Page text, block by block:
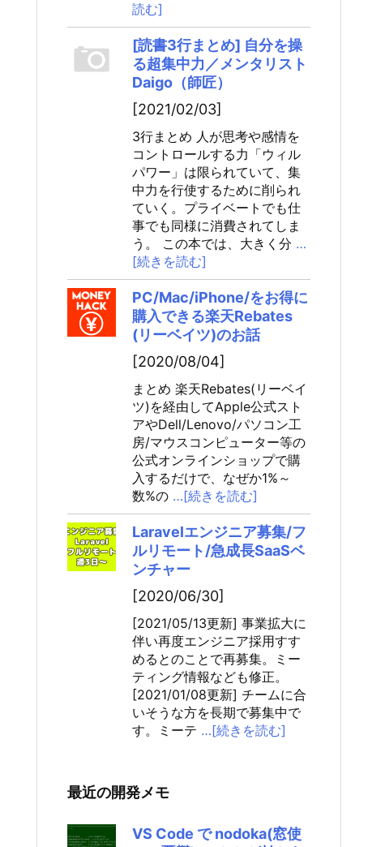
読む]
[読書3行まとめ] 自分を操
る超集中力／メンタリスト
Daigo（師匠）
[2021/02/03]
3行まとめ 人が思考や感情を
コントロールする力「ウィル
パワー」は限られていて、集
中力を行使するために削られ
ていく。プライベートでも仕
事でも同様に消費されてしま
う。 この本では、大きく分 …
[続きを読む]
PC/Mac/iPhone/をお得に
購入できる楽天Rebates
(リーベイツ)のお話
[2020/08/04]
まとめ 楽天Rebates(リーベイ
ツ)を経由してApple公式スト
アやDell/Lenovo/パソコン工
房/マウスコンピューター等の
公式オンラインショップで購
入するだけで、なぜか1%～
数%の …[続きを読む]
Laravelエンジニア募集/フ
ルリモート/急成長SaaSベ
ンチャー
[2020/06/30]
[2021/05/13更新] 事業拡大に
伴い再度エンジニア採用すす
めるとのことで再募集。ミー
ティング情報なども修正。
[2021/01/08更新] チームに合
いそうな方を長期で募集中で
す。ミーテ …[続きを読む]
最近の開発メモ
VS Code で nodoka(窓使